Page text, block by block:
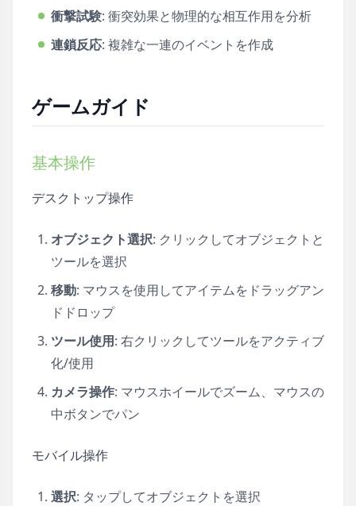
衝撃試験: 衝突効果と物理的な相互作用を分析
連鎖反応: 複雑な一連のイベントを作成
ゲームガイド
基本操作
デスクトップ操作
オブジェクト選択: クリックしてオブジェクトと
ツールを選択
移動: マウスを使用してアイテムをドラッグアン
ドドロップ
ツール使用: 右クリックしてツールをアクティブ
化/使用
カメラ操作: マウスホイールでズーム、マウスの
中ボタンでパン
モバイル操作
選択: タップしてオブジェクトを選択